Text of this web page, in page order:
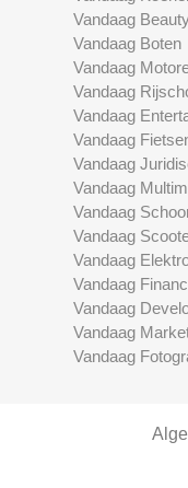
Vandaag
Vandaag Boten
Vandaag
Vandaag
Vandaag
Vandaag
Vandaag
Vandaag
Vandaag
Vandaag
Vandaag
Vandaag
Vandaag
Vandaag
Vandaag